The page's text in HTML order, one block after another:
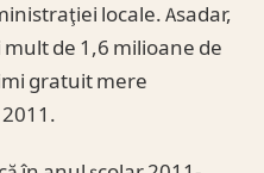
locale. Asadar,
de 1,6 milioane de
gratuit mere